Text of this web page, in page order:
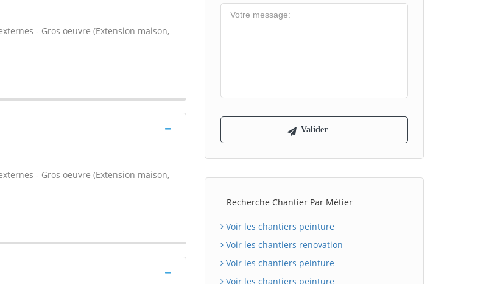
- Gros oeuvre (Extension maison,
- Gros oeuvre (Extension maison,
Recherche Chantier Par Métier
Voir les chantiers peinture
Voir les chantiers renovation
Voir les chantiers peinture
Voir les chantiers peinture